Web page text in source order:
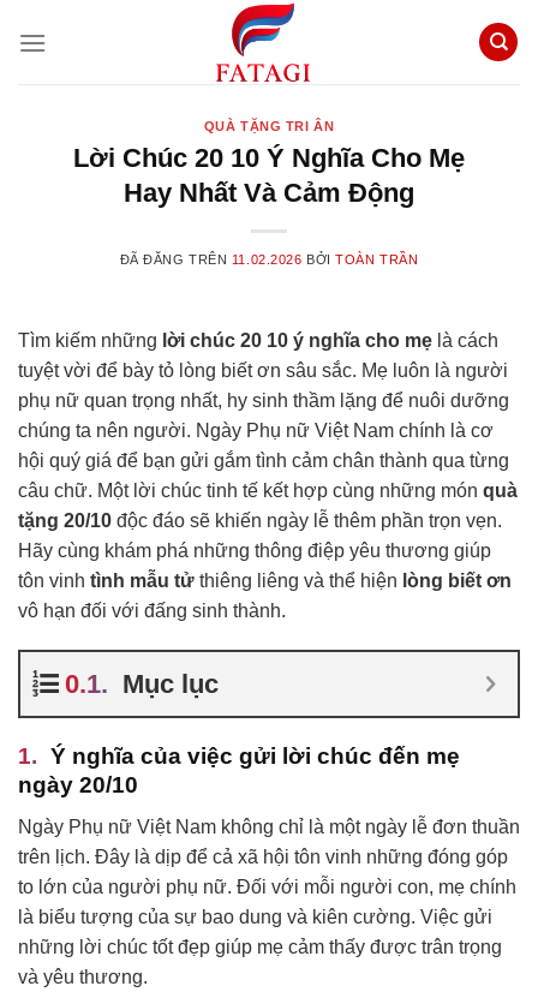
đến
QUÀ TẶNG TRI ÂN
Lời Chúc 20 10 Ý Nghĩa Cho Mẹ
Hay Nhất Và Cảm Động
ĐÃ ĐĂNG TRÊN 11.02.2026 BỞITOÀN TRẦN
Tìm kiếm những lời chúc 20 10 ý nghĩa cho mẹ là cách
tuyệt vời để bày tỏ lòng biết ơn sâu sắc. Mẹ luôn là người
phụ nữ quan trọng nhất, hy sinh thầm lặng để nuôi dưỡng
chúng ta nên người. Ngày Phụ nữ Việt Nam chính là cơ
hội quý giá để bạn gửi gắm tình cảm chân thành qua từng
câu chữ. Một lời chúc tinh tế kết hợp cùng những món quà
tặng 20/10 độc đáo sẽ khiến ngày lễ thêm phần trọn vẹn.
Hãy cùng khám phá những thông điệp yêu thương giúp
tôn vinh tình mẫu tử thiêng liêng và thể hiện lòng biết ơn
vô hạn đối với đấng sinh thành.
Mục lục
Ý nghĩa của việc gửi lời chúc đến mẹ
ngày 20/10
Ngày Phụ nữ Việt Nam không chỉ là một ngày lễ đơn thuần
trên lịch. Đây là dịp để cả xã hội tôn vinh những đóng góp
to lớn của người phụ nữ. Đối với mỗi người con, mẹ chính
là biểu tượng của sự bao dung và kiên cường. Việc gửi
những lời chúc tốt đẹp giúp mẹ cảm thấy được trân trọng
và yêu thương.